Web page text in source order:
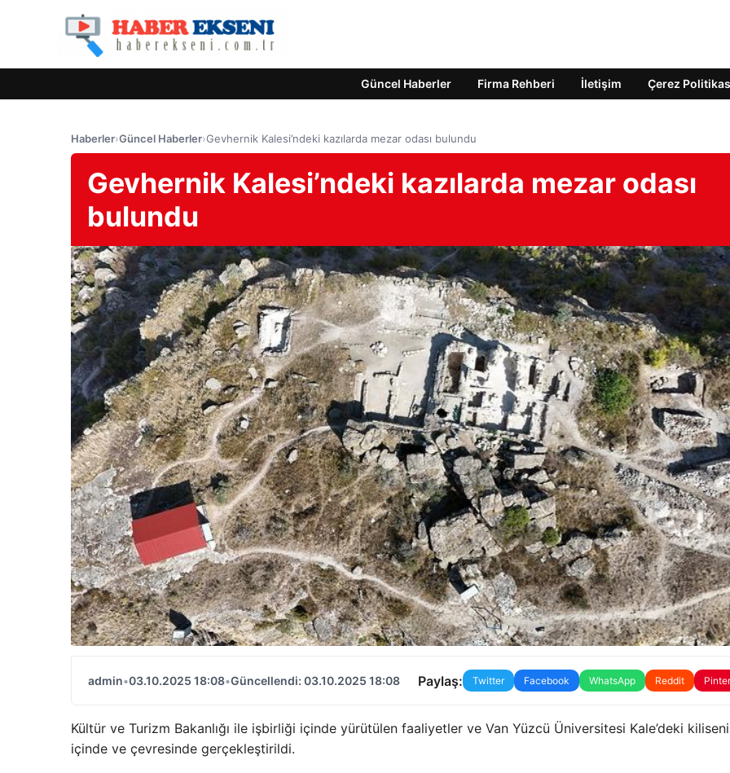
Güncel Haberler Firma Rehberi İletişim Çerez
Haberler›Güncel Haberler›Gevhernik Kalesi’ndeki kazılarda mezar odası bulundu
Gevhernik Kalesi’ndeki kazılarda mezar odası
bulundu
admin•03.10.2025 18:08•Güncellendi: 03.10.2025 18:08 Paylaş: Twitter Facebook WhatsApp Reddit
Kültür ve Turizm Bakanlığı ile işbirliği içinde yürütülen faaliyetler ve Van Yüzcü Üniversitesi Kale’deki
içinde ve çevresinde gerçekleştirildi.